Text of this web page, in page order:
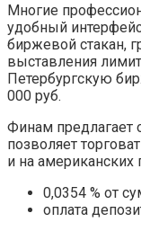
Многие
удобный
биржевой стакан,
выставления
Петербургскую
000 руб.
Финам предлагает
позволяет
и на американских
0,0354 % от
оплата